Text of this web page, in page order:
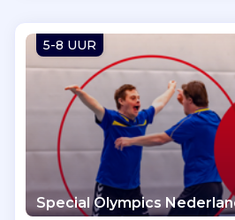
5-8 UUR
Special Olympics